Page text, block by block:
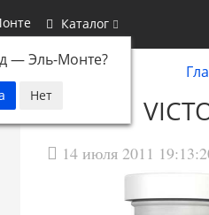
—Эль-Монте?
Каталог
14 июля 2011